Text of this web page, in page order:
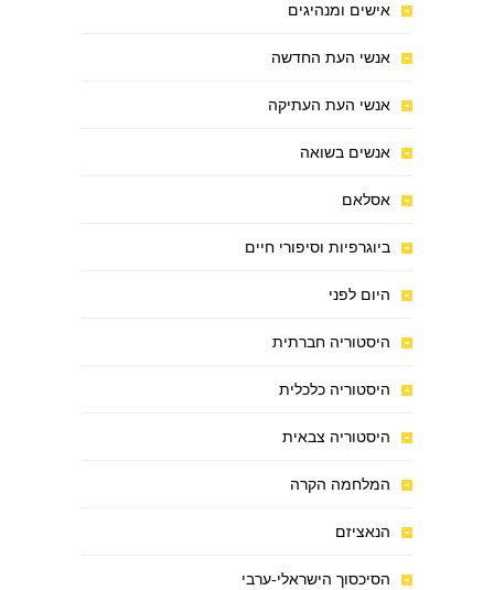
אישים ומנהיגים
אנשי העת החדשה
אנשי העת העתיקה
אנשים בשואה
אסלאם
ביוגרפיות וסיפורי חיים
היום לפני
היסטוריה חברתית
היסטוריה כלכלית
היסטוריה צבאית
המלחמה הקרה
הנאציזם
הסיכסוך הישראלי-ערבי